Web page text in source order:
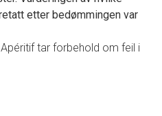
etter bedømmingen var
tar forbehold om feil i